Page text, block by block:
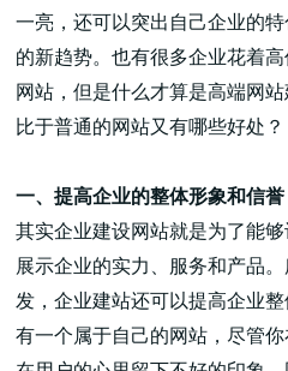
头部潮玩盲盒/谷子卡牌/
一番赏/魔力赏/福袋抽赏/
高端网站建设
一亮，还可以突出自己企业的
的新趋势。也有很多企业花着
网站，但是什么才算是高端网
比于普通的网站又有哪些好处？
一、提高企业的整体形象和信誉
其实企业建设网站就是为了能
展示企业的实力、服务和产品
发，企业建站还可以提高企业
有一个属于自己的网站，尽管